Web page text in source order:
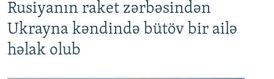
Rusiyanın raket zərbəsindən
Ukrayna kəndində bütöv bir ailə
həlak olub